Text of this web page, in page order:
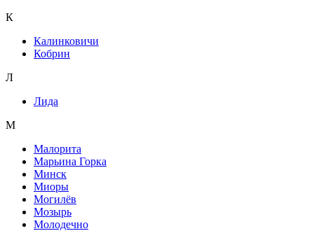
К
Калинковичи
Кобрин
Л
Лида
М
Малорита
Марьина Горка
Минск
Миоры
Могилёв
Мозырь
Молодечно